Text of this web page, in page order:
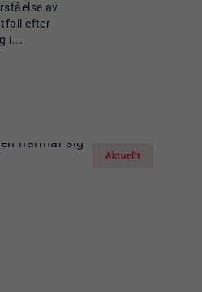
av
efter
i...
Aktuellt